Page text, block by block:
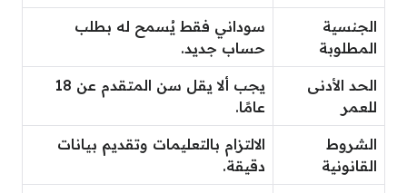
الجنسية
المطلوبة
سوداني فقط يُسمح له بطلب
حساب جديد.
الحد الأدنى
للعمر
يجب ألا يقل سن المتقدم عن 18
عامًا.
الشروط
القانونية
الالتزام بالتعليمات وتقديم بيانات
دقيقة.